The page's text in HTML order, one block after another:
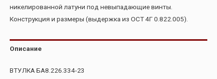
никелированной латуни под невыпадающие винты.
Конструкция и размеры (выдержка из ОСТ 4Г 0.822.005).
Описание
ВТУЛКА БА8.226.334-23